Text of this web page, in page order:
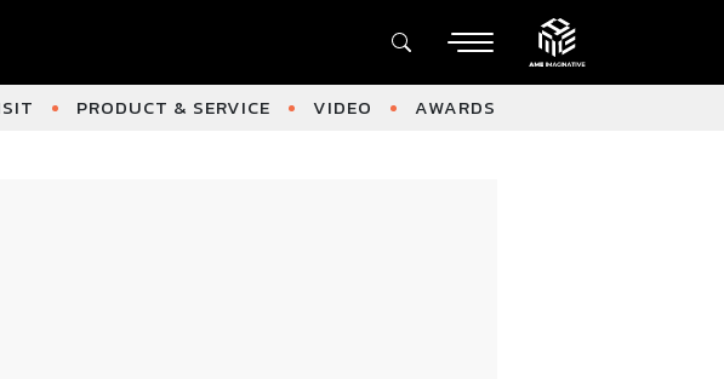
PRODUCT & SERVICE VIDEO AWARDS